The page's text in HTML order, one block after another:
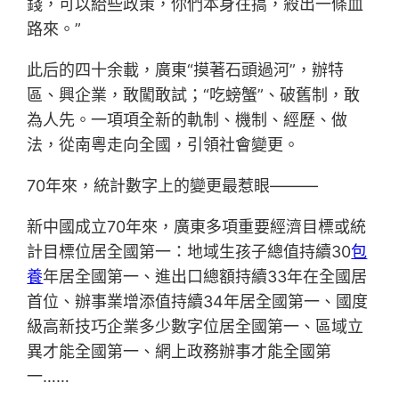
錢，可以給些政策，你們本身往搞，殺出一條血
路來。”
此后的四十余載，廣東“摸著石頭過河”，辦特
區、興企業，敢闖敢試；“吃螃蟹”、破舊制，敢
為人先。一項項全新的軌制、機制、經歷、做
法，從南粵走向全國，引領社會變更。
70年來，統計數字上的變更最惹眼———
新中國成立70年來，廣東多項重要經濟目標或統
計目標位居全國第一：地域生孩子總值持續30包
養年居全國第一、進出口總額持續33年在全國居
首位、辦事業增添值持續34年居全國第一、國度
級高新技巧企業多少數字位居全國第一、區域立
異才能全國第一、網上政務辦事才能全國第
一……